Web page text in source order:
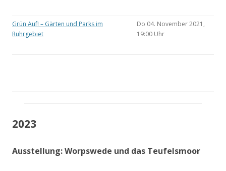
Grün Auf! – Gärten und Parks im
Ruhrgebiet
Do 04. November 2021,
19:00 Uhr
2023
Ausstellung: Worpswede und das Teufelsmoor